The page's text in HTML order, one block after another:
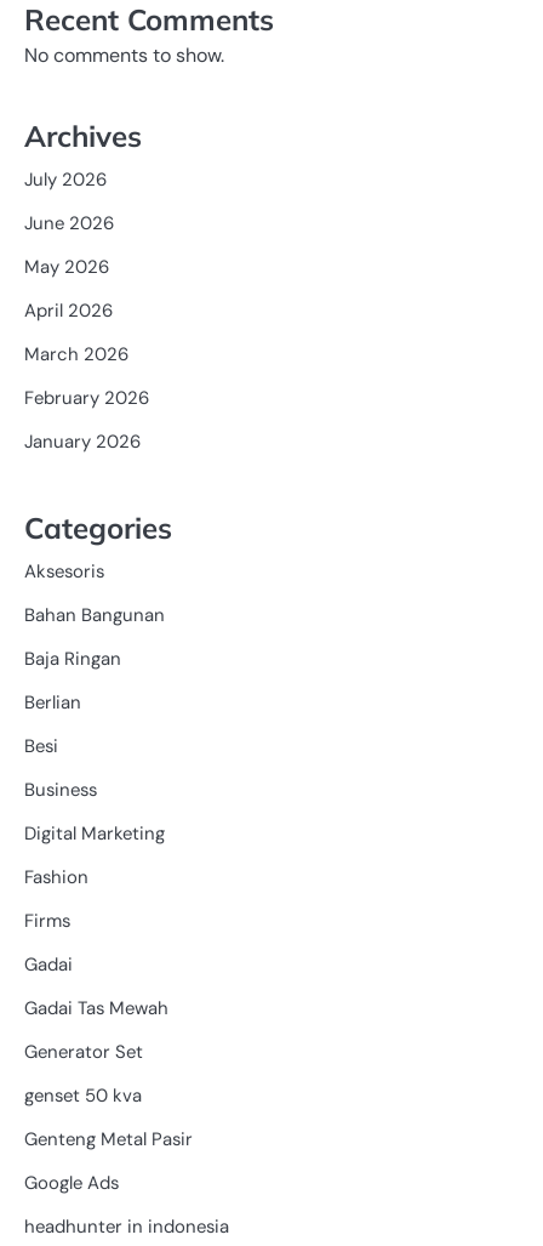
Recent Comments
No comments to show.
Archives
July 2026
June 2026
May 2026
April 2026
March 2026
February 2026
January 2026
Categories
Aksesoris
Bahan Bangunan
Baja Ringan
Berlian
Besi
Business
Digital Marketing
Fashion
Firms
Gadai
Gadai Tas Mewah
Generator Set
genset 50 kva
Genteng Metal Pasir
Google Ads
headhunter in indonesia